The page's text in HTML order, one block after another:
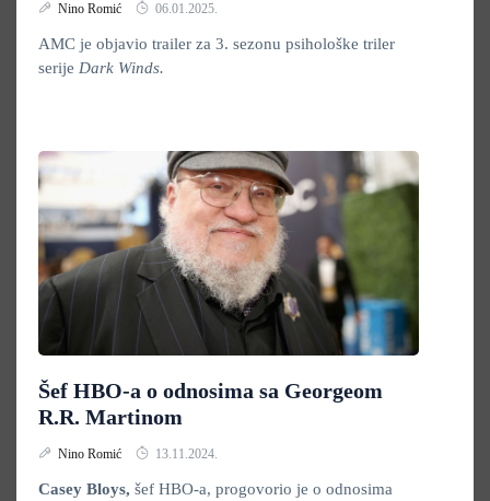
Nino Romić 06.01.2025.
AMC je objavio trailer za 3. sezonu psihološke triler
serije Dark Winds.
Šef HBO-a o odnosima sa Georgeom
R.R. Martinom
Nino Romić 13.11.2024.
Casey Bloys, šef HBO-a, progovorio je o odnosima